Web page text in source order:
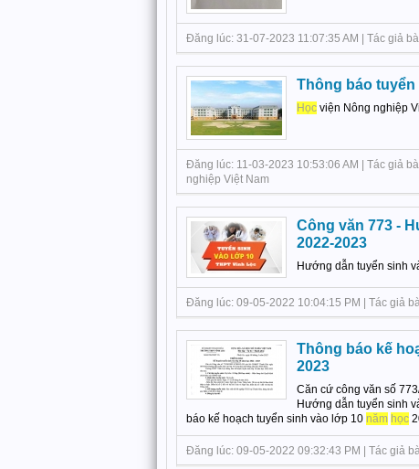
Đăng lúc: 31-07-2023 11:07:35 AM | Tác giả
Thông báo tuyển
Họcviện Nông nghiệp
Đăng lúc: 11-03-2023 10:53:06 AM | Tác giả
nghiệp Việt Nam
Công văn 773 -
2022-2023
Hướng dẫn tuyển sinh
Đăng lúc: 09-05-2022 10:04:15 PM | Tác giả
Thông báo kế
2023
Căn cứ công văn số
Hướng dẫn tuyển sinh
báo kế hoạch tuyển sinh vào lớp 10 năm học
Đăng lúc: 09-05-2022 09:32:43 PM | Tác giả